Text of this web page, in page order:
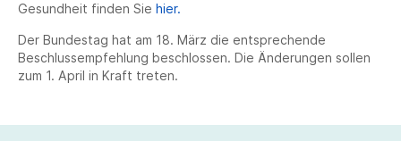
Gesundheit finden Sie hier.
Der Bundestag hat am 18. März die entsprechende
Beschlussempfehlung beschlossen. Die Änderungen sollen
zum 1. April in Kraft treten.